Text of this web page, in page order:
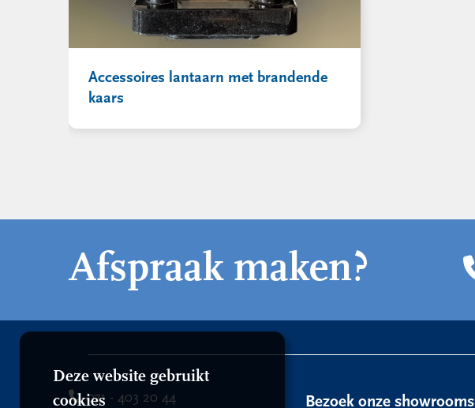
Accessoires lantaarn met brandende
kaars
Afspraak maken?
071 - 403 20 44 Bezoek onze showrooms
Deze website gebruikt
cookies